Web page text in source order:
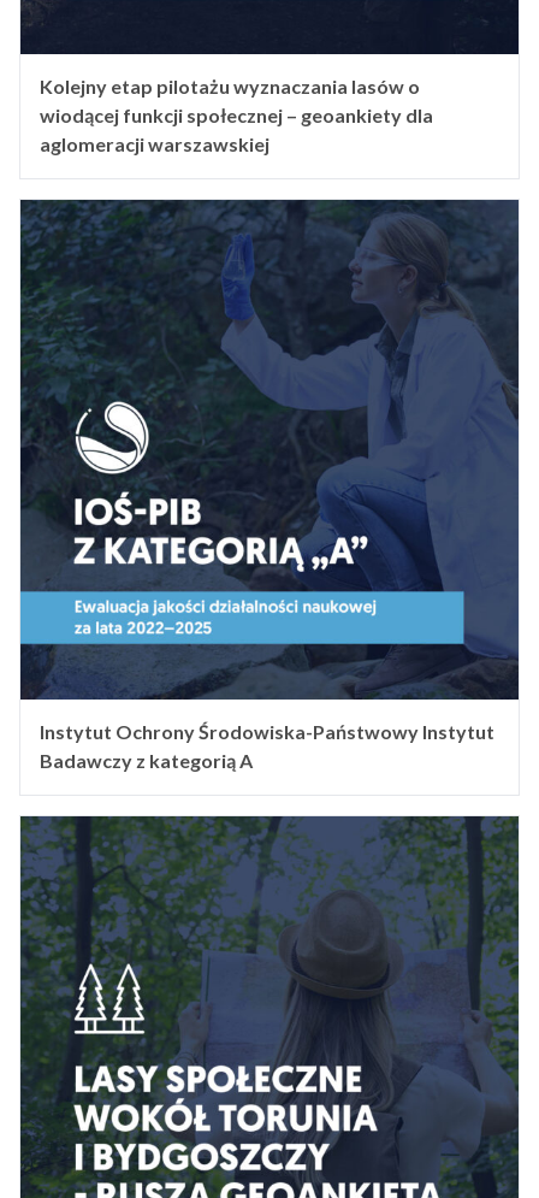
Kolejny etap pilotażu wyznaczania lasów o
wiodącej funkcji społecznej – geoankiety dla
aglomeracji warszawskiej
Instytut Ochrony Środowiska-Państwowy Instytut
Badawczy z kategorią A